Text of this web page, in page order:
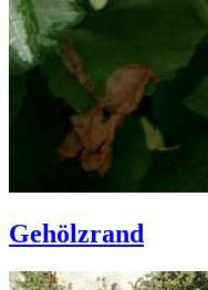
Gehölzrand